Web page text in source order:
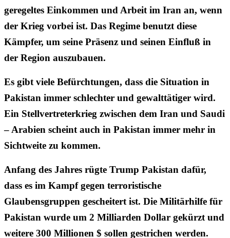
geregeltes Einkommen und Arbeit im Iran an, wenn
der Krieg vorbei ist. Das Regime benutzt diese
Kämpfer, um seine Präsenz und seinen Einfluß in
der Region auszubauen.
Es gibt viele Befürchtungen, dass die Situation in
Pakistan immer schlechter und gewalttätiger wird.
Ein Stellvertreterkrieg zwischen dem Iran und Saudi
– Arabien scheint auch in Pakistan immer mehr in
Sichtweite zu kommen.
Anfang des Jahres rügte Trump Pakistan dafür,
dass es im Kampf gegen terroristische
Glaubensgruppen gescheitert ist. Die Militärhilfe für
Pakistan wurde um 2 Milliarden Dollar gekürzt und
weitere 300 Millionen $ sollen gestrichen werden.